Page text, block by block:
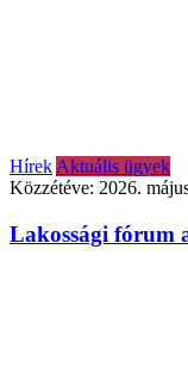
Hírek Aktuális ügyek
Közzétéve: 2026.
Lakossági fórum